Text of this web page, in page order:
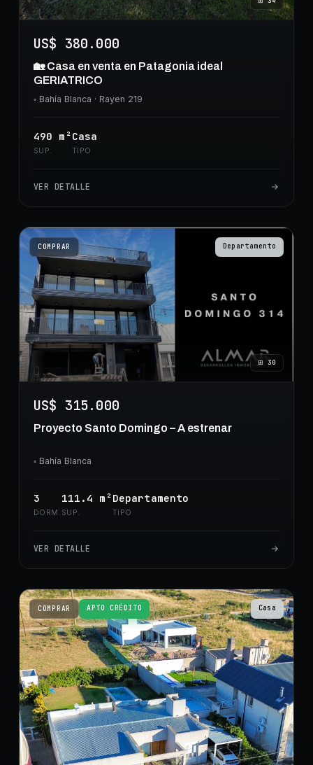
US$ 380.000
🏡 Casa en venta en Patagonia ideal
GERIATRICO
◦ Bahía Blanca · Rayen 219
490 m²
SUP.
Casa
TIPO
VER DETALLE
COMPRAR Departamento
⊞30
US$ 315.000
Proyecto Santo Domingo – A estrenar
◦ Bahía Blanca
3
DORM.
111.4 m²
SUP.
Departamento
TIPO
VER DETALLE
COMPRAR APTO CRÉDITO Casa